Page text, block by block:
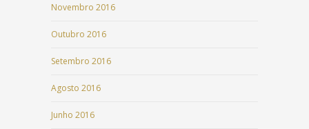
Novembro 2016
Outubro 2016
Setembro 2016
Agosto 2016
Junho 2016